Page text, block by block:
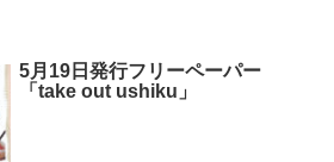
5月19日発行フリーペーパー
「take out ushiku」